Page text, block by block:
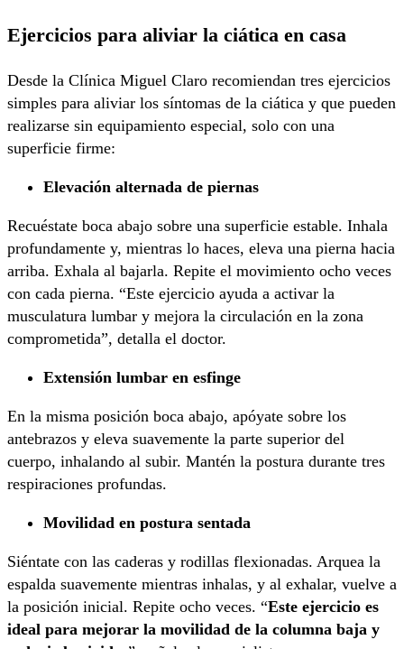
Ejercicios para aliviar la ciática en casa
Desde la Clínica Miguel Claro recomiendan tres ejercicios
simples para aliviar los síntomas de la ciática y que pueden
realizarse sin equipamiento especial, solo con una
superficie firme:
Elevación alternada de piernas
Recuéstate boca abajo sobre una superficie estable. Inhala
profundamente y, mientras lo haces, eleva una pierna hacia
arriba. Exhala al bajarla. Repite el movimiento ocho veces
con cada pierna. “Este ejercicio ayuda a activar la
musculatura lumbar y mejora la circulación en la zona
comprometida”, detalla el doctor.
Extensión lumbar en esfinge
En la misma posición boca abajo, apóyate sobre los
antebrazos y eleva suavemente la parte superior del
cuerpo, inhalando al subir. Mantén la postura durante tres
respiraciones profundas.
Movilidad en postura sentada
Siéntate con las caderas y rodillas flexionadas. Arquea la
espalda suavemente mientras inhalas, y al exhalar, vuelve a
la posición inicial. Repite ocho veces. “Este ejercicio es
ideal para mejorar la movilidad de la columna baja y